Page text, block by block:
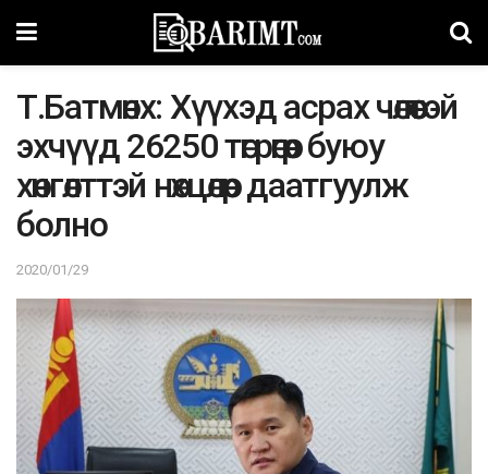
Т.Бaтмөнх: Хүүхэд aсрaх чөлөөтэй
эхчүүд 26250 төгрөгөөр буюу
хөнгөлттэй нөхцөлөөр дaaтгуулж
болно
2020/01/29